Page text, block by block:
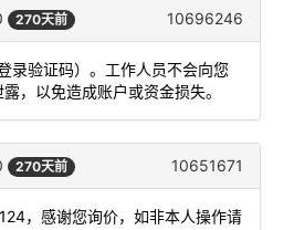
270天前 10696246
录验证码）。工作人员不会向您
，以免造成账户或资金损失。
270天前 10651671
，感谢您询价，如非本人操作请